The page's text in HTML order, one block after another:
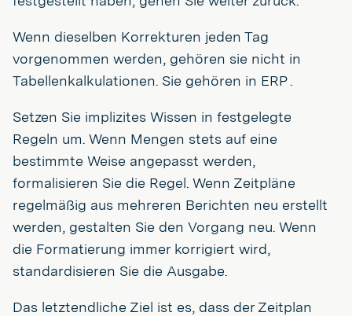
Wenn dieselben Korrekturen jeden Tag
vorgenommen werden, gehören sie nicht in
Tabellenkalkulationen. Sie gehören in ERP .
Setzen Sie implizites Wissen in festgelegte
Regeln um. Wenn Mengen stets auf eine
bestimmte Weise angepasst werden,
formalisieren Sie die Regel. Wenn Zeitpläne
regelmäßig aus mehreren Berichten neu erstellt
werden, gestalten Sie den Vorgang neu. Wenn
die Formatierung immer korrigiert wird,
standardisieren Sie die Ausgabe.
Das letztendliche Ziel ist es, dass der Zeitplan